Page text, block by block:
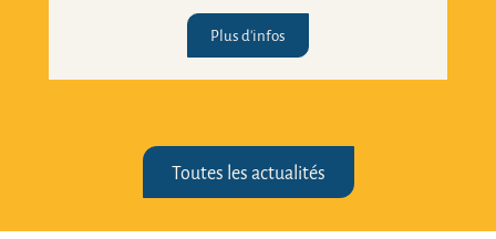
Plus d'infos
Toutes les actualités